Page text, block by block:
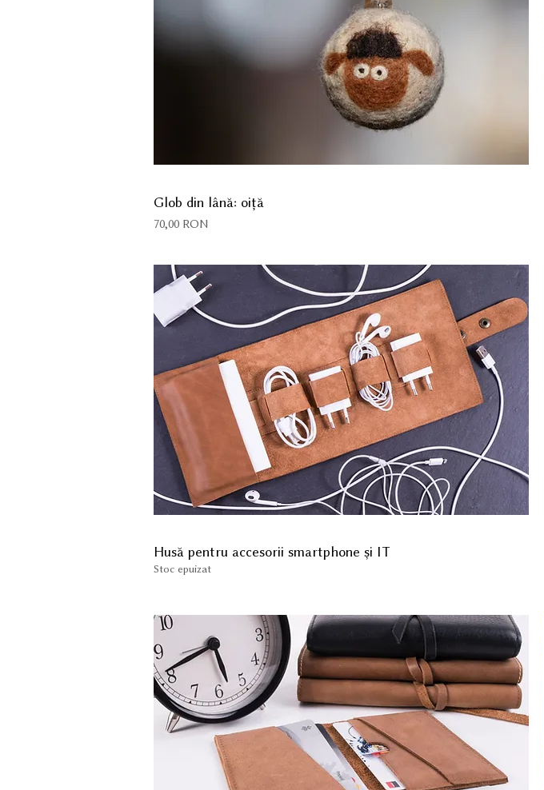
Glob din lână: oiță
Preț
70,00 RON
Husă pentru accesorii smartphone și IT
Stoc epuizat